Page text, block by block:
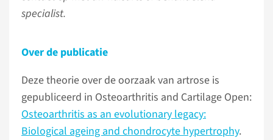
specialist.
Over de publicatie
Deze theorie over de oorzaak van artrose is
gepubliceerd in Osteoarthritis and Cartilage Open:
Osteoarthritis as an evolutionary legacy:
Biological ageing and chondrocyte hypertrophy.